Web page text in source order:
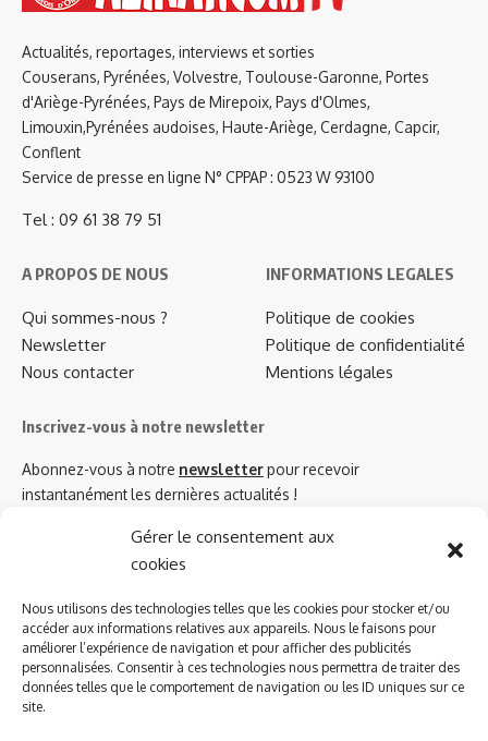
Gérer le consentement aux
cookies
Nous utilisons des technologies telles que les cookies pour stocker et/ou
accéder aux informations relatives aux appareils. Nous le faisons pour
améliorer l’expérience de navigation et pour afficher des publicités
personnalisées. Consentir à ces technologies nous permettra de traiter des
données telles que le comportement de navigation ou les ID uniques sur ce
site.
Actualités, reportages, interviews et sorties
Couserans, Pyrénées, Volvestre, Toulouse-Garonne, Portes
d'Ariège-Pyrénées, Pays de Mirepoix, Pays d'Olmes,
Limouxin,Pyrénées audoises, Haute-Ariège, Cerdagne, Capcir,
Conflent
Service de presse en ligne N° CPPAP : 0523 W 93100
Tel : 09 61 38 79 51
A PROPOS DE NOUS
Qui sommes-nous ?
Newsletter
Nous contacter
INFORMATIONS LEGALES
Politique de cookies
Politique de confidentialité
Mentions légales
Inscrivez-vous à notre newsletter
Abonnez-vous à notre newsletterpour recevoir
instantanément les dernières actualités !
Azinat.com TV soutient